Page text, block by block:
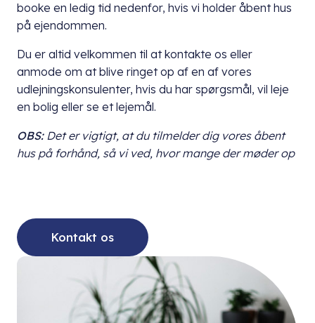
booke en ledig tid nedenfor, hvis vi holder åbent hus
på ejendommen.
Du er altid velkommen til at kontakte os eller
anmode om at blive ringet op af en af vores
udlejningskonsulenter, hvis du har spørgsmål, vil leje
en bolig eller se et lejemål.
OBS: Det er vigtigt, at dutilmelder dig vores åbent
hus på forhånd, så vi ved, hvor mange der møder op
Kontakt os